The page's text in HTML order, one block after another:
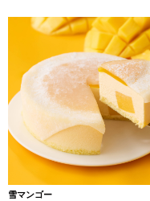
雪マンゴー